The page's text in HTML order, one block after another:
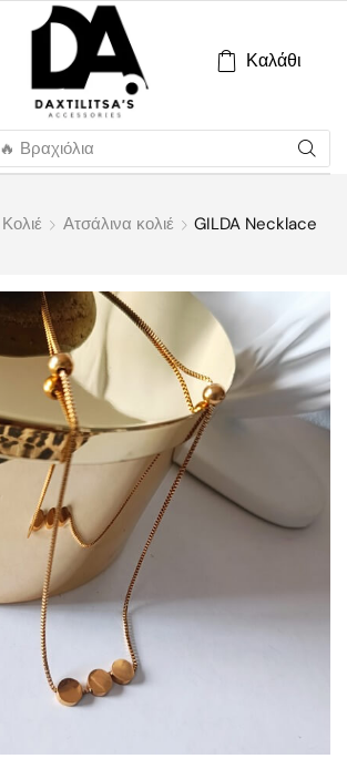
Καλάθι
🔥 Βραχιόλια
Κολιέ Ατσάλινα κολιέ GILDA Necklace